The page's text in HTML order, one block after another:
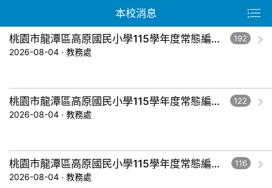
本校消息
桃園市龍潭區高原國民小學115學年度常態編班暨導師編配作業結果公告-五年級。 192
2026-08-04 · 教務處
桃園市龍潭區高原國民小學115學年度常態編班暨導師編配作業結果公告-三年級。 122
2026-08-04 · 教務處
桃園市龍潭區高原國民小學115學年度常態編班暨導師編配作業結果公告-一年級。 116
2026-08-04 · 教務處